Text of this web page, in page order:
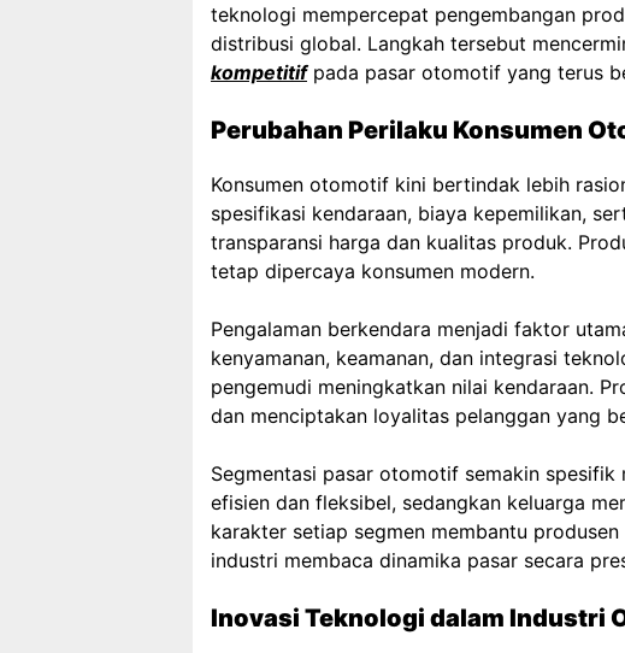
teknologi mempercepat pengembangan
distribusi global. Langkah tersebut
kompetitifpada pasar otomotif yang terus
Perubahan Perilaku Konsumen
Konsumen otomotif kini bertindak lebih
spesifikasi kendaraan, biaya kepemilikan,
transparansi harga dan kualitas produk.
tetap dipercaya konsumen modern.
Pengalaman berkendara menjadi faktor
kenyamanan, keamanan, dan integrasi
pengemudi meningkatkan nilai kendaraan.
dan menciptakan loyalitas pelanggan yang
Segmentasi pasar otomotif semakin
efisien dan fleksibel, sedangkan keluarga
karakter setiap segmen membantu
industri membaca dinamika pasar secara
Inovasi Teknologi dalam Industri